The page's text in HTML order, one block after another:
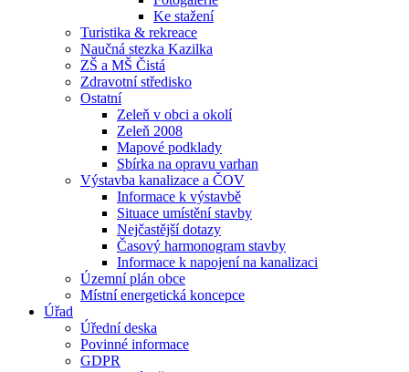
Ke stažení
Turistika & rekreace
Naučná stezka Kazilka
ZŠ a MŠ Čistá
Zdravotní středisko
Ostatní
Zeleň v obci a okolí
Zeleň 2008
Mapové podklady
Sbírka na opravu varhan
Výstavba kanalizace a ČOV
Informace k výstavbě
Situace umístění stavby
Nejčastější dotazy
Časový harmonogram stavby
Informace k napojení na kanalizaci
Územní plán obce
Místní energetická koncepce
Úřad
Úřední deska
Povinné informace
GDPR